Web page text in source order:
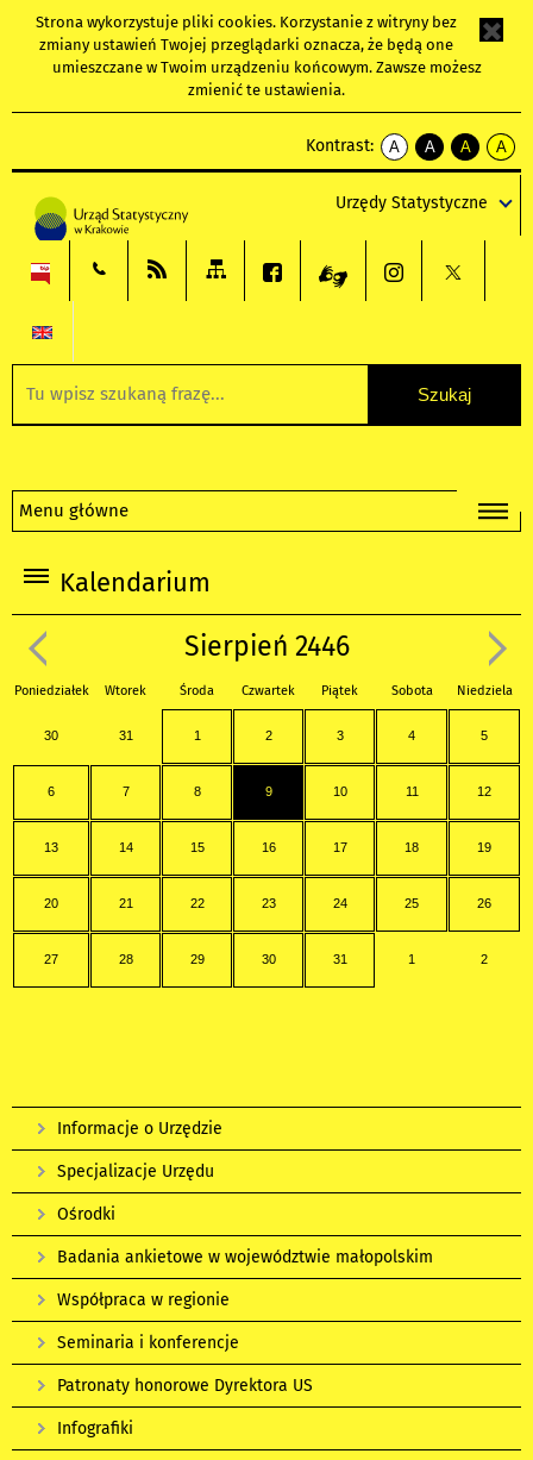
Strona wykorzystuje pliki cookies. Korzystanie z witryny bez
zmiany ustawień Twojej przeglądarki oznacza, że będą one
umieszczane w Twoim urządzeniu końcowym. Zawsze możesz
zmienić te ustawienia.
Kontrast:
A
kontrast
A
kontrast
tekst
czarnym
A
kontrast
tekst
czarnym
A
tekst
żółtym
Urzędy Statystyczne
Menu główne
Kalendarium
Sierpień 2446
Poniedziałek Wtorek Środa Czwartek Piątek Sobota Niedziela
30 31 1 2 3 4 5
6 7 8 9 10 11 12
13 14 15 16 17 18 19
20 21 22 23 24 25 26
27 28 29 30 31 1 2
Informacje o Urzędzie
Specjalizacje Urzędu
Ośrodki
Badania ankietowe w województwie małopolskim
Współpraca w regionie
Seminaria i konferencje
Patronaty honorowe Dyrektora US
Infografiki